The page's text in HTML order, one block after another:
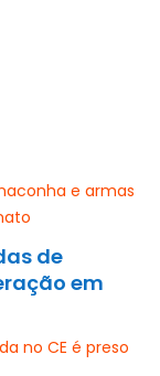
de
em